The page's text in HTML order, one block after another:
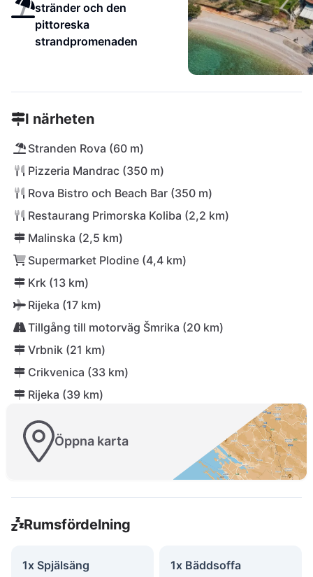
stränder och den
pittoreska
strandpromenaden
I närheten
Stranden Rova (60 m)
Pizzeria Mandrac (350 m)
Rova Bistro och Beach Bar (350 m)
Restaurang Primorska Koliba (2,2 km)
Malinska (2,5 km)
Supermarket Plodine (4,4 km)
Krk (13 km)
Rijeka (17 km)
Tillgång till motorväg Šmrika (20 km)
Vrbnik (21 km)
Crikvenica (33 km)
Rijeka (39 km)
Öppna karta
Rumsfördelning
1x Spjälsäng 1x Bäddsoffa